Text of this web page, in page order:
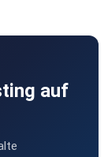
auf